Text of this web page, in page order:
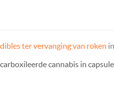
ter vervanging van roken
cannabis in